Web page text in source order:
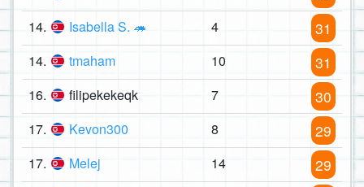
14. Isabella S. 🦔 4 31
14. tmaham 10 31
16. filipekekeqk 7 30
17. Kevon300 8 29
17. Melej 14 29